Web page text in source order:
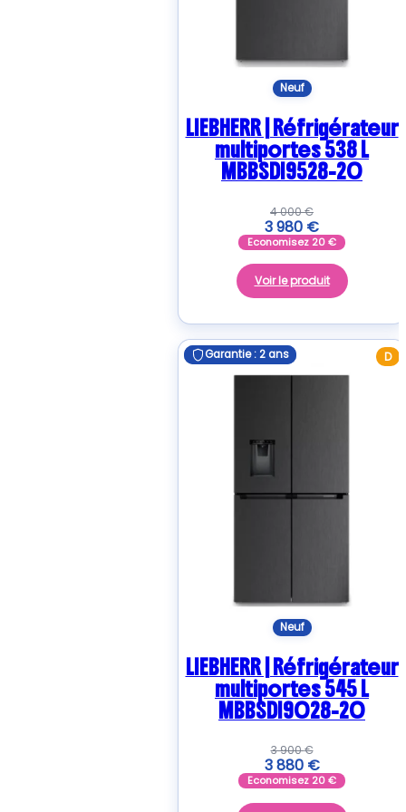
Neuf
LIEBHERR | Réfrigérateur
multiportes 538 L
MBBSDI9528-20
4 000€
3 980 €
Economisez 20€
Voir le produit
D
Garantie : 2 ans
Neuf
Garantie : 2 ans
LIEBHERR | Réfrigérateur
multiportes 545 L
MBBSDI9028-20
3 900€
3 880 €
Economisez 20€